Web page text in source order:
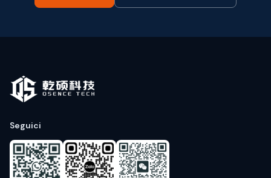
Seguici